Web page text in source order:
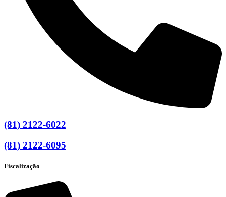
(81) 2122-6022
(81) 2122-6095
Fiscalização